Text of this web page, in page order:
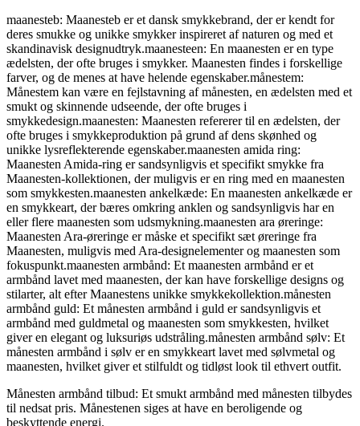
maanesteb: Maanesteb er et dansk smykkebrand, der er kendt for
deres smukke og unikke smykker inspireret af naturen og med et
skandinavisk designudtryk.maanesteen: En maanesten er en type
ædelsten, der ofte bruges i smykker. Maanesten findes i forskellige
farver, og de menes at have helende egenskaber.månestem:
Månestem kan være en fejlstavning af månesten, en ædelsten med et
smukt og skinnende udseende, der ofte bruges i
smykkedesign.maanesten: Maanesten refererer til en ædelsten, der
ofte bruges i smykkeproduktion på grund af dens skønhed og
unikke lysreflekterende egenskaber.maanesten amida ring:
Maanesten Amida-ring er sandsynligvis et specifikt smykke fra
Maanesten-kollektionen, der muligvis er en ring med en maanesten
som smykkesten.maanesten ankelkæde: En maanesten ankelkæde er
en smykkeart, der bæres omkring anklen og sandsynligvis har en
eller flere maanesten som udsmykning.maanesten ara øreringe:
Maanesten Ara-øreringe er måske et specifikt sæt øreringe fra
Maanesten, muligvis med Ara-designelementer og maanesten som
fokuspunkt.maanesten armbånd: Et maanesten armbånd er et
armbånd lavet med maanesten, der kan have forskellige designs og
stilarter, alt efter Maanestens unikke smykkekollektion.månesten
armbånd guld: Et månesten armbånd i guld er sandsynligvis et
armbånd med guldmetal og maanesten som smykkesten, hvilket
giver en elegant og luksuriøs udstråling.månesten armbånd sølv: Et
månesten armbånd i sølv er en smykkeart lavet med sølvmetal og
maanesten, hvilket giver et stilfuldt og tidløst look til ethvert outfit.
Månesten armbånd tilbud: Et smukt armbånd med månesten tilbydes
til nedsat pris. Månestenen siges at have en beroligende og
beskyttende energi.